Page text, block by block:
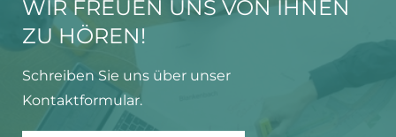
WIR FREUEN UNS VON IHNEN
ZU HÖREN!
Schreiben Sie uns über unser
Kontaktformular.